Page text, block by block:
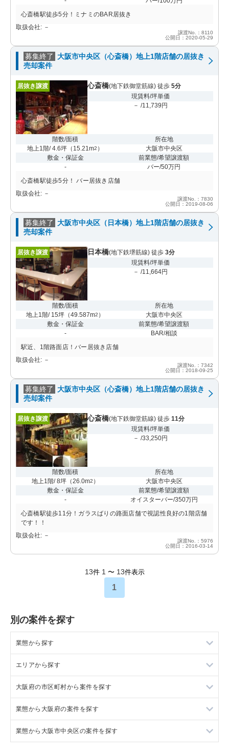
心斎橋駅徒歩5分！ミナミのBAR居抜き
取扱会社: －
譲渡No.：8110
公開日：2020-05-29
募集終了
大阪市中央区（心斎橋）地上1階店舗の居抜き
売却案件
居抜き譲渡 心斎橋(地下鉄御堂筋線) 徒歩 5分
現賃料/坪単価
－ /11,739円
階数/面積
地上1階/ 4.6坪 （ 15.21m2 ）
所在地
大阪市中央区
敷金・保証金
-
前業態/希望譲渡額
バー/50万円
心斎橋駅徒歩5分！ バー居抜き店舗
取扱会社: －
譲渡No.：7830
公開日：2019-08-06
募集終了
大阪市中央区（日本橋）地上1階店舗の居抜き
売却案件
居抜き譲渡 日本橋(地下鉄堺筋線) 徒歩 3分
現賃料/坪単価
－ /11,664円
階数/面積
地上1階/ 15坪 （49.587m2 ）
所在地
大阪市中央区
敷金・保証金
-
前業態/希望譲渡額
BAR/相談
駅近、1階路面店！バー居抜き店舗
取扱会社: －
譲渡No.：7342
公開日：2018-09-25
募集終了
大阪市中央区（心斎橋）地上1階店舗の居抜き
売却案件
居抜き譲渡 心斎橋(地下鉄御堂筋線) 徒歩 11分
現賃料/坪単価
－ /33,250円
階数/面積
地上1階/ 8坪（26.0m2 ）
所在地
大阪市中央区
敷金・保証金
-
前業態/希望譲渡額
オイスターバー/350万円
心斎橋駅徒歩11分！ガラスばりの路面店舗で視認性良好の1階店舗
です！！
取扱会社: －
譲渡No.：5976
公開日：2016-03-14
13件 1 〜 13件表示
1
別の案件を探す
業態から探す
ラーメンの居抜き売却物件の案件一覧
フランス料理の居抜き売却物件の案件一覧
イタリア料理の居抜き売却物件の案件一覧
中華の居抜き売却物件の案件一覧
エリアから探す
東京23区の飲食店の居抜き売却物件の案件一覧
東京都下の飲食店の居抜き売却物件の案件一覧
千葉県の飲食店の居抜き売却物件の案件一覧
大阪府の市区町村から案件を探す
大阪市北区の飲食店の居抜き売却物件の案件一覧
大阪市中央区の飲食店の居抜き売却物件の案件一覧
業態から大阪府の案件を探す
大阪府のラーメンの居抜き売却物件の案件一覧
業態から大阪市中央区の案件を探す